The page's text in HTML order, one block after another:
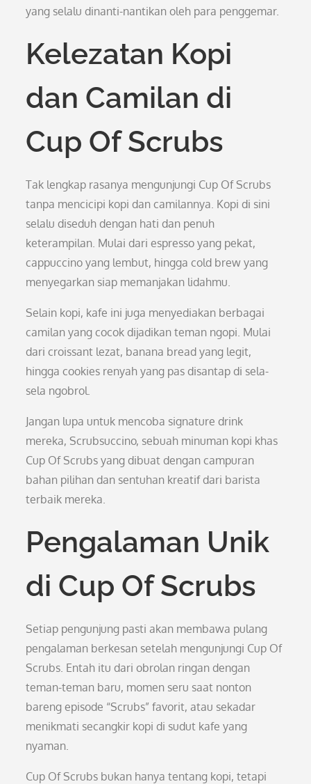
yang selalu dinanti-nantikan oleh para penggemar.
Kelezatan Kopi
dan Camilan di
Cup Of Scrubs
Tak lengkap rasanya mengunjungi Cup Of Scrubs
tanpa mencicipi kopi dan camilannya. Kopi di sini
selalu diseduh dengan hati dan penuh
keterampilan. Mulai dari espresso yang pekat,
cappuccino yang lembut, hingga cold brew yang
menyegarkan siap memanjakan lidahmu.
Selain kopi, kafe ini juga menyediakan berbagai
camilan yang cocok dijadikan teman ngopi. Mulai
dari croissant lezat, banana bread yang legit,
hingga cookies renyah yang pas disantap di sela-
sela ngobrol.
Jangan lupa untuk mencoba signature drink
mereka, Scrubsuccino, sebuah minuman kopi khas
Cup Of Scrubs yang dibuat dengan campuran
bahan pilihan dan sentuhan kreatif dari barista
terbaik mereka.
Pengalaman Unik
di Cup Of Scrubs
Setiap pengunjung pasti akan membawa pulang
pengalaman berkesan setelah mengunjungi Cup Of
Scrubs. Entah itu dari obrolan ringan dengan
teman-teman baru, momen seru saat nonton
bareng episode “Scrubs” favorit, atau sekadar
menikmati secangkir kopi di sudut kafe yang
nyaman.
Cup Of Scrubs bukan hanya tentang kopi, tetapi